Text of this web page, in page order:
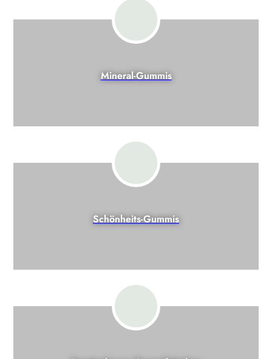
Mineral-Gummis
Schönheits-Gummis